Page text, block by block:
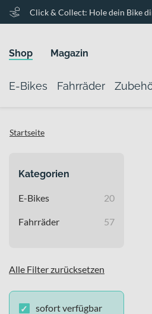
Click & Collect: Hole dein Bike
Shop Magazin
E-Bikes Fahrräder
Startseite
Kategorien
E-Bikes 20
Fahrräder 57
Alle Filter zurücksetzen
sofort verfügbar